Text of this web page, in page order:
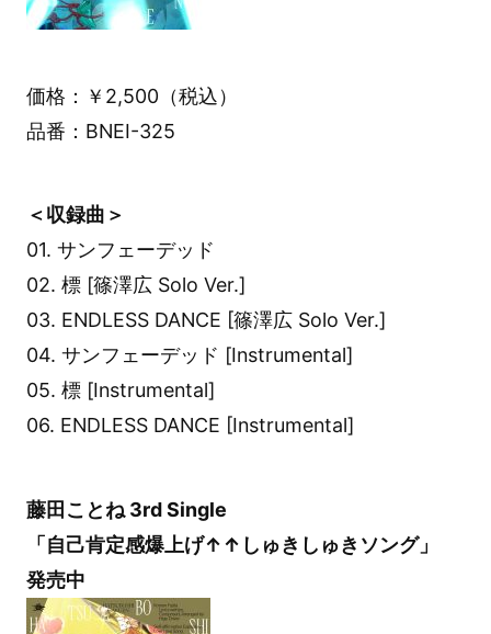
価格：￥2,500（税込）
品番：BNEI-325
＜収録曲＞
01. サンフェーデッド
02. 標 [篠澤広 Solo Ver.]
03. ENDLESS DANCE [篠澤広 Solo Ver.]
04. サンフェーデッド [Instrumental]
05. 標 [Instrumental]
06. ENDLESS DANCE [Instrumental]
藤田ことね 3rd Single
「自己肯定感爆上げ↑↑しゅきしゅきソング」
発売中